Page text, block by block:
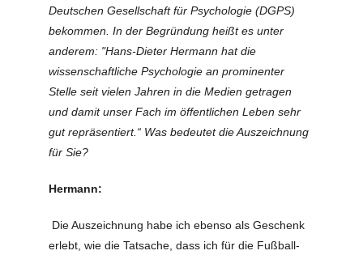
Deutschen Gesellschaft für Psychologie (DGPS)
bekommen. In der Begründung heißt es unter
anderem: "Hans-Dieter Hermann hat die
wissenschaftliche Psychologie an prominenter
Stelle seit vielen Jahren in die Medien getragen
und damit unser Fach im öffentlichen Leben sehr
gut repräsentiert.“ Was bedeutet die Auszeichnung
für Sie?
Hermann:
Die Auszeichnung habe ich ebenso als Geschenk
erlebt, wie die Tatsache, dass ich für die Fußball-